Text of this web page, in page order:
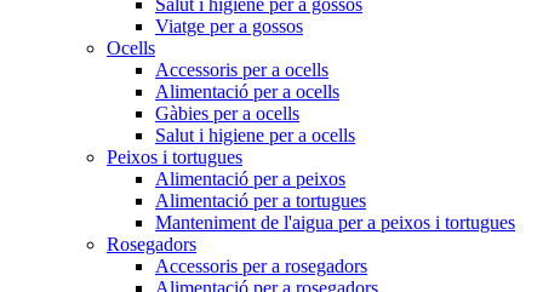
Salut i higiene per a gossos
Viatge per a gossos
Ocells
Accessoris per a ocells
Alimentació per a ocells
Gàbies per a ocells
Salut i higiene per a ocells
Peixos i tortugues
Alimentació per a peixos
Alimentació per a tortugues
Manteniment de l'aigua per a peixos i tortugues
Rosegadors
Accessoris per a rosegadors
Alimentació per a rosegadors